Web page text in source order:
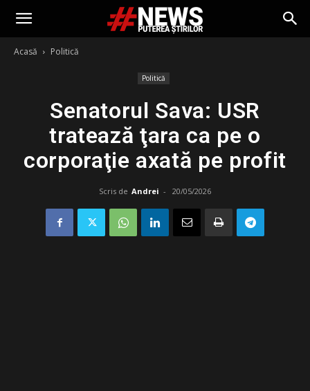
Acasă Politică
Politică
Senatorul Sava: USR
tratează ţara ca pe o
corporaţie axată pe profit
Scris de Andrei - 20/05/2026